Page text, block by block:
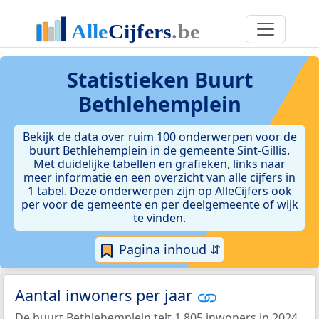
Statistieken Buurt
Bethlehemplein
Bekijk de data over ruim 100 onderwerpen voor de
buurt Bethlehemplein in de gemeente Sint-Gillis.
Met duidelijke tabellen en grafieken, links naar
meer informatie en een overzicht van alle cijfers in
1 tabel. Deze onderwerpen zijn op AlleCijfers ook
per voor de gemeente en per deelgemeente of wijk
te vinden.
Pagina inhoud ⇵
Aantal inwoners per jaar